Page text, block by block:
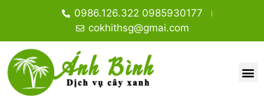
0986.126.322 0985930177
cokhithsg@gmai.com